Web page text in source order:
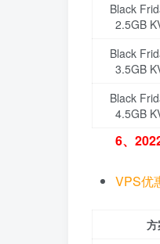
Black
2.5GB
Black
3.5GB
Black
4.5GB
6、
VPS优